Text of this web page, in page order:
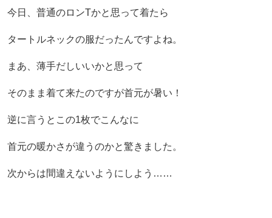
今日、普通のロンTかと思って着たら
タートルネックの服だったんですよね。
まあ、薄手だしいいかと思って
そのまま着て来たのですが首元が暑い！
逆に言うとこの1枚でこんなに
首元の暖かさが違うのかと驚きました。
次からは間違えないようにしよう……